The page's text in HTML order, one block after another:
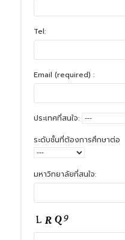
Tel:
Email (required) :
ประเทศที่สนใจ:
ระดับชั้นที่ต้องการศึกษาต่อ
มหาวิทยาลัยที่สนใจ: